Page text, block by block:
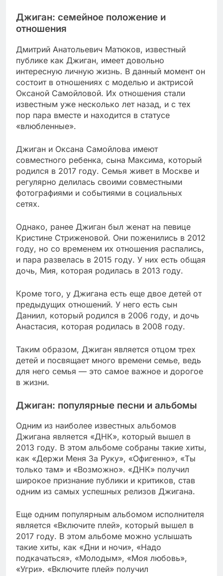
Джиган: семейное положение и
отношения
Дмитрий Анатольевич Матюков, известный
публике как Джиган, имеет довольно
интересную личную жизнь. В данный момент он
состоит в отношениях с моделью и актрисой
Оксаной Самойловой. Их отношения стали
известным уже несколько лет назад, и с тех
пор пара вместе и находится в статусе
«влюбленные».
Джиган и Оксана Самойлова имеют
совместного ребенка, сына Максима, который
родился в 2017 году. Семья живет в Москве и
регулярно делилась своими совместными
фотографиями и событиями в социальных
сетях.
Однако, ранее Джиган был женат на певице
Кристине Стриженовой. Они поженились в 2012
году, но со временем их отношения распались,
и пара развелась в 2015 году. У них есть общая
дочь, Мия, которая родилась в 2013 году.
Кроме того, у Джигана есть еще двое детей от
предыдущих отношений. У него есть сын
Даниил, который родился в 2006 году, и дочь
Анастасия, которая родилась в 2008 году.
Таким образом, Джиган является отцом трех
детей и посвящает много времени семье, ведь
для него семья — это самое важное и дорогое
в жизни.
Джиган: популярные песни и альбомы
Одним из наиболее известных альбомов
Джигана является «ДНК», который вышел в
2013 году. В этом альбоме собраны такие хиты,
как «Держи Меня За Руку», «Офигенно», «Ты
только там» и «Возможно». «ДНК» получил
широкое признание публики и критиков, став
одним из самых успешных релизов Джигана.
Еще одним популярным альбомом исполнителя
является «Включите плей», который вышел в
2017 году. В этом альбоме можно услышать
такие хиты, как «Дни и ночи», «Надо
подкачаться», «Молодым», «Моя любовь»,
«Угри». «Включите плей» получил